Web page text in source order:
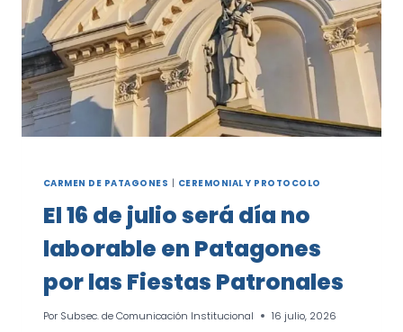
CARMEN DE PATAGONES | CEREMONIAL Y PROTOCOLO
El 16 de julio será día no
laborable en Patagones
por las Fiestas Patronales
Por Subsec. de Comunicación Institucional 16 julio, 2026